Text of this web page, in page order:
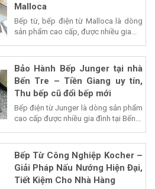
Malloca
Bếp từ, bếp điện từ Malloca là dòng
sản phẩm cao cấp, được nhiều gia...
Bảo Hành Bếp Junger tại nhà
Bến Tre – Tiền Giang uy tín,
Thu bếp cũ đổi bếp mới
Bếp điện từ Junger là dòng sản phẩm
cao cấp được nhiều gia đình tại Bến...
Bếp Từ Công Nghiệp Kocher –
Giải Pháp Nấu Nướng Hiện Đại,
Tiết Kiệm Cho Nhà Hàng